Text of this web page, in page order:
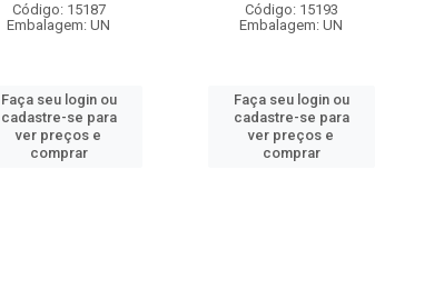
Código: 15187
Embalagem: UN
Faça seu login ou
cadastre-se para
ver preços e
comprar
Código: 15193
Embalagem: UN
Faça seu login ou
cadastre-se para
ver preços e
comprar